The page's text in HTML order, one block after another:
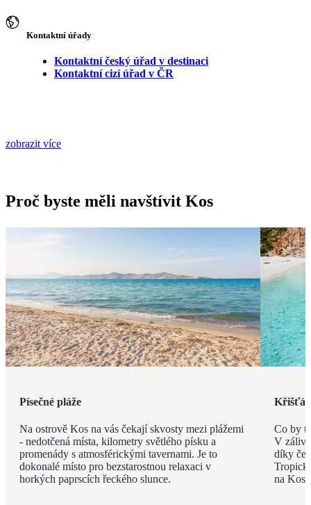
Kontaktní úřady
Kontaktní český úřad v destinaci
Kontaktní cizí úřad v ČR
zobrazit více
Proč byste měli navštívit Kos
Písečné pláže
Na ostrově Kos na vás čekají skvosty mezi plážemi
- nedotčená místa, kilometry světlého písku a
promenády s atmosférickými tavernami. Je to
dokonalé místo pro bezstarostnou relaxaci v
horkých paprscích řeckého slunce.
Co by
V
díky
na